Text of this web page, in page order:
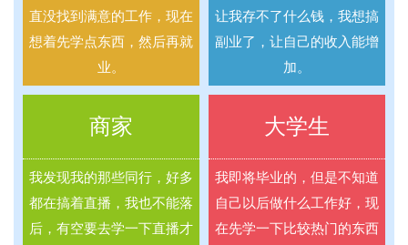
直没找到满意的工作，现在
想着先学点东西，然后再就
业。
让我存不了什么钱，我想搞
副业了，让自己的收入能增
加。
商家
我发现我的那些同行，好多
都在搞着直播，我也不能落
后，有空要去学一下直播才
大学生
我即将毕业的，但是不知道
自己以后做什么工作好，现
在先学一下比较热门的东西